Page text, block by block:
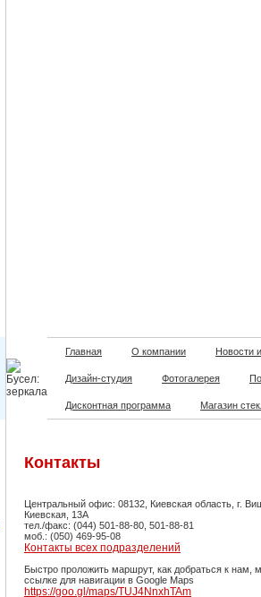
Главная О компании Новости
Дизайн-студия Фотогалерея
Дисконтная программа Магазин
Контакты
Центральный офис: 08132, Киевская область, г.
Киевская, 13А
тел./факс: (044) 501-88-80, 501-88-81
моб.: (050) 469-95-08
Контакты всех подразделений
Быстро проложить маршрут, как добраться к нам,
ссылке для навигации в Google Maps
https://goo.gl/maps/TUJ4NnxhTAm